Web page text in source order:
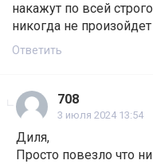
накажут по всей
никогда не произойдет
Ответить
708
3 июля 2024 13:54
Диля,
Просто повезло что